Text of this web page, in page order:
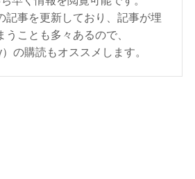
記事を更新しており、記事が埋
うことも多々あるので、
の購読もオススメします。